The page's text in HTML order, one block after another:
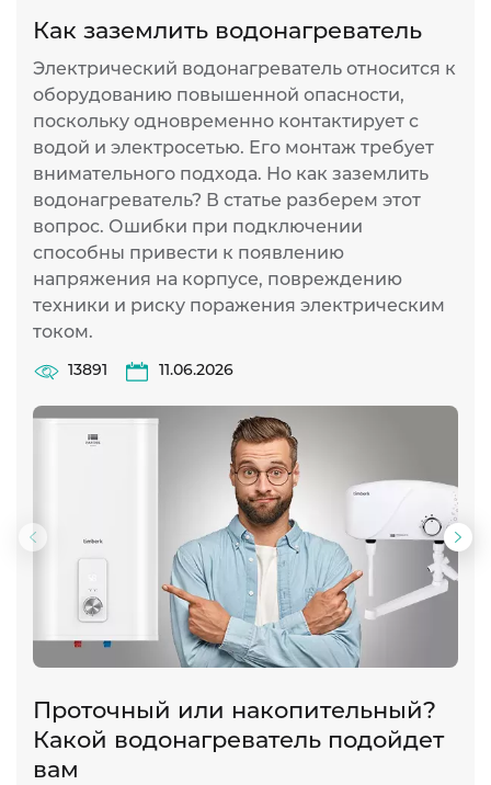
Как заземлить водонагреватель
Электрический водонагреватель относится к
оборудованию повышенной опасности,
поскольку одновременно контактирует с
водой и электросетью. Его монтаж требует
внимательного подхода. Но как заземлить
водонагреватель? В статье разберем этот
вопрос. Ошибки при подключении
способны привести к появлению
напряжения на корпусе, повреждению
техники и риску поражения электрическим
током.
13891 11.06.2026
Предыдущий
Проточный или накопительный?
Какой водонагреватель подойдет
вам